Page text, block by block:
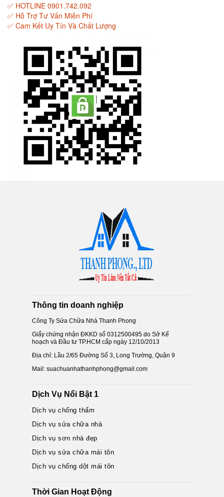
✅ HOTLINE 0901.742.092
✅ Hỗ Trợ Tư Vấn Miễn Phí
✅ Cam Kết Uy Tín Và Chất Lượng
Thông tin doanh nghiệp
Công Ty Sửa Chữa Nhà Thanh Phong
Giấy chứng nhận ĐKKD số 0312500495 do Sở Kế
hoạch và Đầu tư TP.HCM cấp ngày 12/10/2013
Địa chỉ: Lầu 2/65 Đường Số 3, Long Trường, Quận 9
Mail: suachuanhathanhphong@gmail.com
Dịch Vụ Nổi Bật 1
Dịch vụ chống thấm
Dịch vụ sửa chữa nhà
Dịch vụ sơn nhà đẹp
Dịch vụ sửa chữa mái tôn
Dịch vụ chống dột mái tôn
Thời Gian Hoạt Động